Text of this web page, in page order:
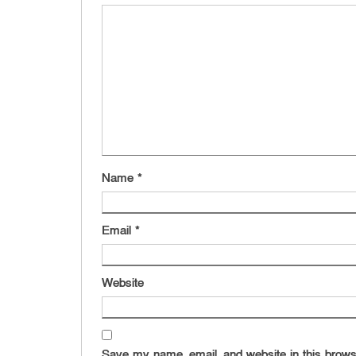
Name *
Email *
Website